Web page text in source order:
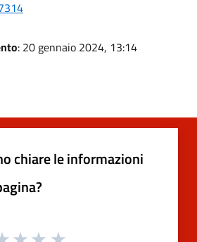
: 20 gennaio 2024, 13:14
chiare le informazioni